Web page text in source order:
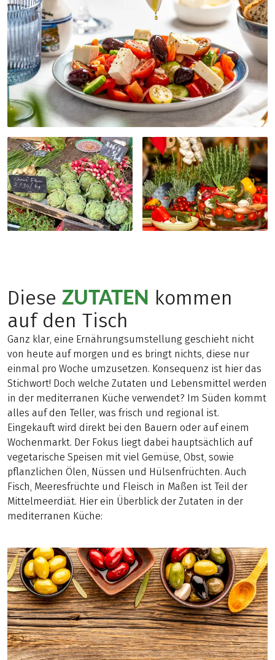
Diese ZUTATEN kommen
auf den Tisch
Ganz klar, eine Ernährungsumstellung geschieht nicht
von heute auf morgen und es bringt nichts, diese nur
einmal pro Woche umzusetzen. Konsequenz ist hier das
Stichwort! Doch welche Zutaten und Lebensmittel werden
in der mediterranen Küche verwendet? Im Süden kommt
alles auf den Teller, was frisch und regional ist.
Eingekauft wird direkt bei den Bauern oder auf einem
Wochenmarkt. Der Fokus liegt dabei hauptsächlich auf
vegetarische Speisen mit viel Gemüse, Obst, sowie
pflanzlichen Ölen, Nüssen und Hülsenfrüchten. Auch
Fisch, Meeresfrüchte und Fleisch in Maßen ist Teil der
Mittelmeerdiät. Hier ein Überblick der Zutaten in der
mediterranen Küche: